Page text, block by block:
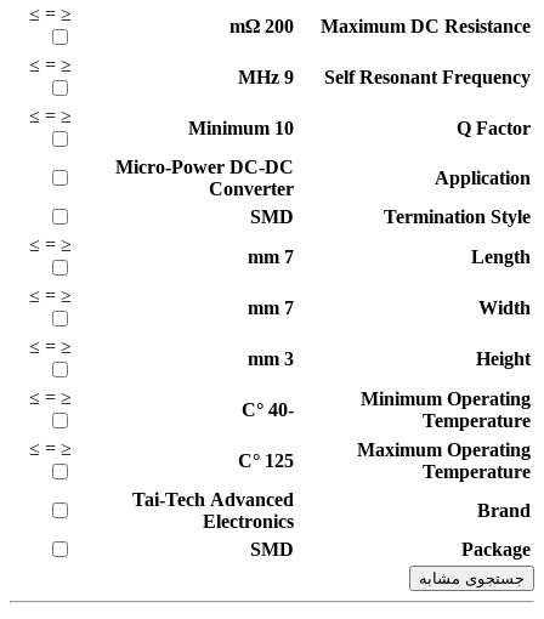
Maximum DC Resistance
200
mΩ
≤
=
≥
Self Resonant Frequency
9
MHz
≤
=
≥
Q Factor
10
Minimum
≤
=
≥
Application
Micro-Power DC-DC
Converter
Termination Style
SMD
Length
7
mm
≤
=
≥
Width
7
mm
≤
=
≥
Height
3
mm
≤
=
≥
Minimum Operating
Temperature
-40
°C
≤
=
≥
Maximum Operating
Temperature
125
°C
≤
=
≥
Brand
Tai-Tech Advanced
Electronics
Package
SMD
جستجوی مشابه